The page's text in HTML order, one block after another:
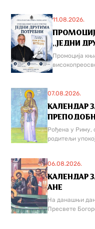
11.08.2026.
,,ЈЕДНИ
Промоција
07.08.2026.
КАЛЕНДАР
Рођена у Риму,
родитељи
06.08.2026.
КАЛЕНДАР
АНЕ
На данашњи дан
Пресвете